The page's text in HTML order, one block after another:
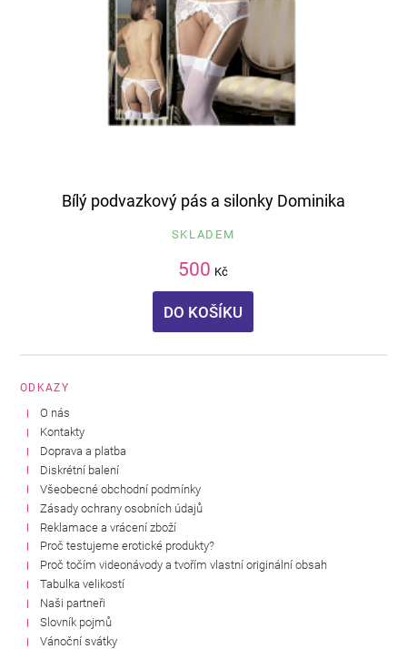
Bílý podvazkový pás a silonky Dominika
SKLADEM
500 Kč
DO KOŠÍKU
ODKAZY
O nás
Kontakty
Doprava a platba
Diskrétní balení
Všeobecné obchodní podmínky
Zásady ochrany osobních údajů
Reklamace a vrácení zboží
Proč testujeme erotické produkty?
Proč točím videonávody a tvořím vlastní originální obsah
Tabulka velikostí
Naši partneři
Slovník pojmů
Vánoční svátky